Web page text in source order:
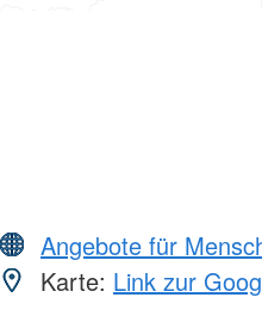
Angebote für
Karte: Link zur